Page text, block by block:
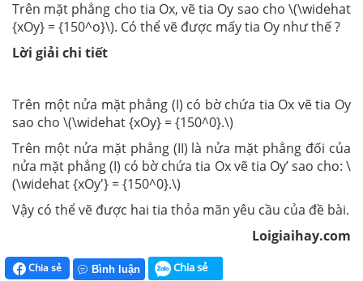
Trên mặt phẳng cho tia Ox, vẽ tia Oy sao cho \(\widehat
{xOy} = {150^o}\). Có thể vẽ được mấy tia Oy như thế ?
Lời giải chi tiết
Trên một nửa mặt phẳng (I) có bờ chứa tia Ox vẽ tia Oy
sao cho \(\widehat {xOy} = {150^0}.\)
Trên một nửa mặt phẳng (II) là nửa mặt phẳng đối của
nửa mặt phẳng (I) có bờ chứa tia Ox vẽ tia Oy’ sao cho: \
(\widehat {xOy'} = {150^0}.\)
Vậy có thể vẽ được hai tia thỏa mãn yêu cầu của đề bài.
Loigiaihay.com
Chia sẻ Bình luận Chia sẻ